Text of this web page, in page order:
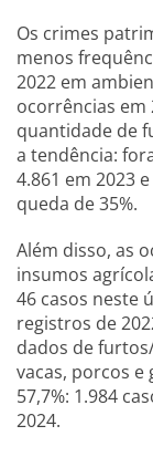
Os crimes
menos
2022 em
ocorrências em
quantidade de
a tendência:
4.861 em 2023
queda de 35%.
Além disso, as
insumos
46 casos neste
registros de
dados de
vacas, porcos
57,7%: 1.984
2024.